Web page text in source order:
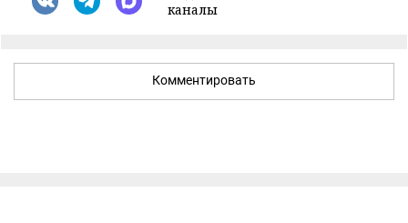
каналы
Комментировать